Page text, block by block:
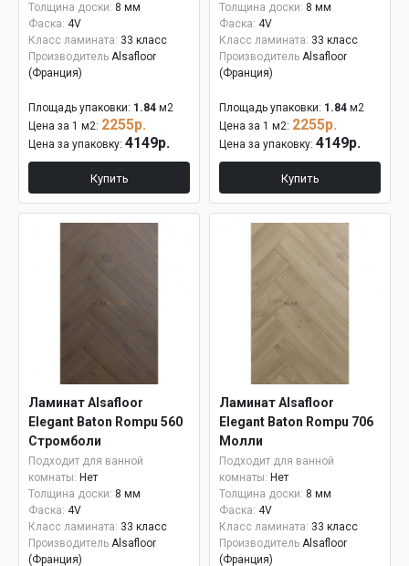
Толщина доски: 8 мм
Фаска: 4V
Класс ламината: 33 класс
Производитель Alsafloor
(Франция)
Площадь упаковки: 1.84 м2
Цена за 1 м2: 2255р.
Цена за упаковку: 4149р.
Купить
Толщина доски: 8 мм
Фаска: 4V
Класс ламината: 33 класс
Производитель Alsafloor
(Франция)
Площадь упаковки: 1.84 м2
Цена за 1 м2: 2255р.
Цена за упаковку: 4149р.
Купить
Ламинат Alsafloor
Elegant Baton Rompu 560
Стромболи
Подходит для ванной
комнаты: Нет
Толщина доски: 8 мм
Фаска: 4V
Класс ламината: 33 класс
Производитель Alsafloor
(Франция)
Ламинат Alsafloor
Elegant Baton Rompu 706
Молли
Подходит для ванной
комнаты: Нет
Толщина доски: 8 мм
Фаска: 4V
Класс ламината: 33 класс
Производитель Alsafloor
(Франция)